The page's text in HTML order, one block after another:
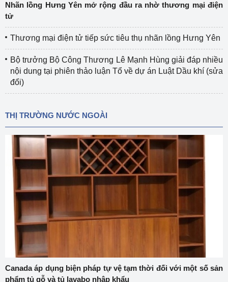
Nhãn lồng Hưng Yên mở rộng đầu ra nhờ thương mại điện
tử
Thương mại điện tử tiếp sức tiêu thụ nhãn lồng Hưng Yên
Bộ trưởng Bộ Công Thương Lê Mạnh Hùng giải đáp nhiều
nội dung tại phiên thảo luận Tổ về dự án Luật Dầu khí (sửa
đổi)
THỊ TRƯỜNG NƯỚC NGOÀI
Canada áp dụng biện pháp tự vệ tạm thời đối với một số sản
phẩm tủ gỗ và tủ lavabo nhập khẩu